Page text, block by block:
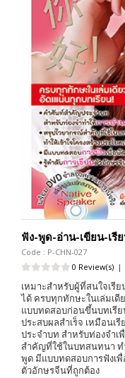
ฟัง-พูด-อ่าน-เขียน-เรี
Code : P-CHN-027
0 Review(s) |
เหมาะสำหรับผู้ที่สนใจเรี
ได้ ครบทุกทักษะในเล่มเดี
แบบทดสอบก่อนขึ้นบทเรีย
ประสบผลสำเร็จ เหมือน
ประจำบท สำหรับท่องจำ
สำคัญที่ใช้ในบทสนทนา ท
พูด มีแบบทดสอบการฟังเ
ตัวอักษรจีนที่ถูกต้อง